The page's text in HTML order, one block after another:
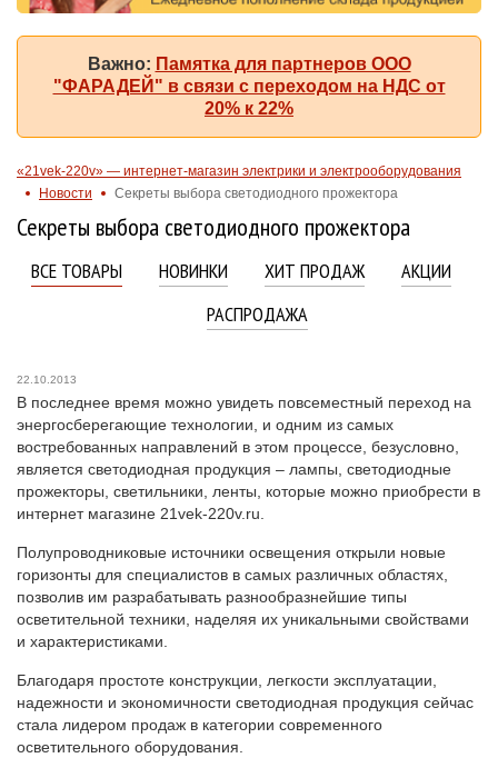
Важно: Памятка для партнеров ООО
"ФАРАДЕЙ" в связи с переходом на НДС от
20% к 22%
«21vek-220v» — интернет-магазин электрики и электрооборудования
Новости
Секреты выбора светодиодного прожектора
Секреты выбора светодиодного прожектора
ВСЕ ТОВАРЫ НОВИНКИ ХИТ ПРОДАЖ
АКЦИИ
РАСПРОДАЖА
22.10.2013
В последнее время можно увидеть повсеместный переход на
энергосберегающие технологии, и одним из самых
востребованных направлений в этом процессе, безусловно,
является светодиодная продукция – лампы, светодиодные
прожекторы, светильники, ленты, которые можно приобрести в
интернет магазине 21vek-220v.ru.
Полупроводниковые источники освещения открыли новые
горизонты для специалистов в самых различных областях,
позволив им разрабатывать разнообразнейшие типы
осветительной техники, наделяя их уникальными свойствами
и характеристиками.
Благодаря простоте конструкции, легкости эксплуатации,
надежности и экономичности светодиодная продукция сейчас
стала лидером продаж в категории современного
осветительного оборудования.